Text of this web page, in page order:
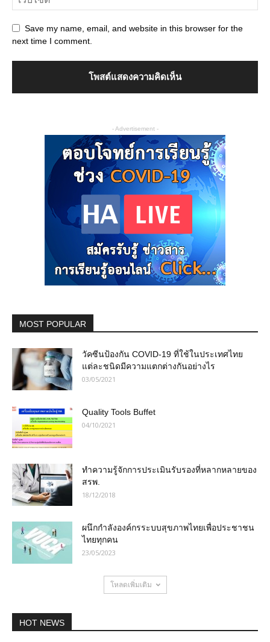
Save my name, email, and website in this browser for the
next time I comment.
- Advertisement -
MOST POPULAR
วัคซีนป้องกัน COVID-19 ที่ใช้ในประเทศไทย
แต่ละชนิดมีความแตกต่างกันอย่างไร
03/05/2021
Quality Tools Buffet
04/10/2021
ทำความรู้จักการประเมินรับรองที่หลากหลายของ
สรพ.
18/12/2018
ผนึกกำลังองค์กรระบบสุขภาพไทยเพื่อประชาชน
ไทยทุกคน
23/05/2023
โหลดเพิ่มเติม
HOT NEWS